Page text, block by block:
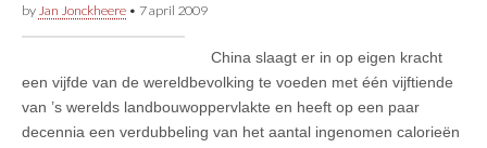
by Jan Jonckheere • 7 april 2009
China slaagt er in op eigen kracht
een vijfde van de wereldbevolking te voeden met één vijftiende
van ’s werelds landbouwoppervlakte en heeft op een paar
decennia een verdubbeling van het aantal ingenomen calorieën